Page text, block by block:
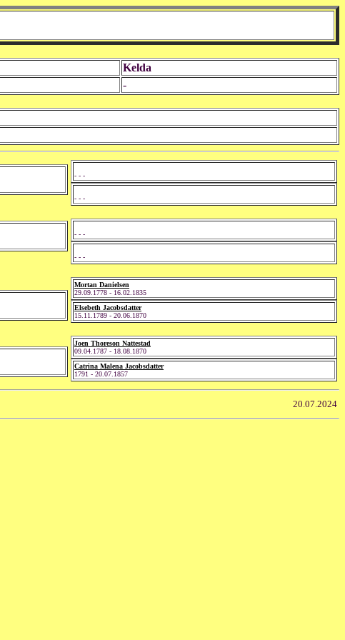
Kelda
-
- - -
- - -
- - -
- - -
Mortan Danielsen
29.09.1778 - 16.02.1835
Elsebeth Jacobsdatter
15.11.1789 - 20.06.1870
Joen Thoreson Nattestad
09.04.1787 - 18.08.1870
Catrina Malena Jacobsdatter
1791 - 20.07.1857
20.07.2024